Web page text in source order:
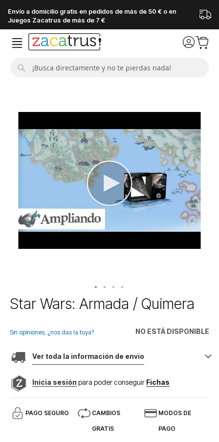
Envío a domicilio gratis en pedidos de más de 50 € o en
Juegos Zacatrus de más de 7 €
galería
imágenes
Saltar
al
de
de
imágenes
Star Wars: Armada / Quimera
NO ESTÁ DISPONIBLE
Sin opiniones, ¿nos das la tuya?
Ver toda la información de envio
Inicia sesión para poder conseguir Fichas
PAGO SEGURO CAMBIOS
GRATIS
MODOS DE
PAGO